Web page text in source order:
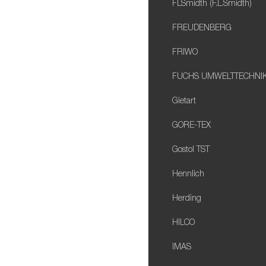
FLSmidth (F.L.Smidth)
FREUDENBERG
FRIWO
FUCHS
Gietart
GORE-TEX
Gostol TST
Hennlich
Herding
HILCO
IMAS